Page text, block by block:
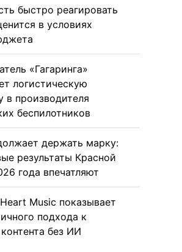
быстро реагировать
в условиях
«Гагаринга»
логистическую
в производителя
беспилотников
держать марку:
результаты Красной
года впечатляют
Music показывает
подхода к
без ИИ